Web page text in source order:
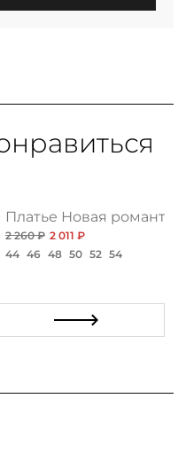
нью
Платье Новая
2 260 ₽ 2 011 ₽
44 46 48 50 52 54